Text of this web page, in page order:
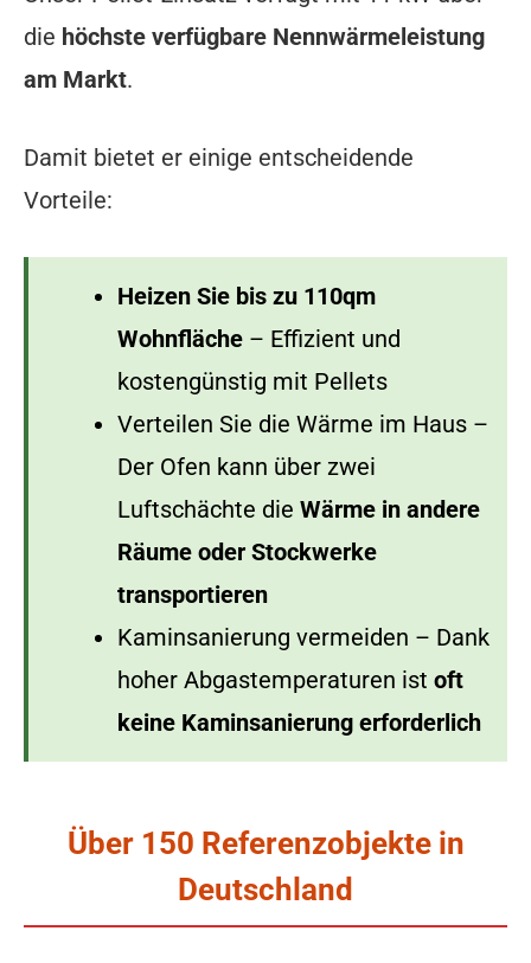
die höchste verfügbare Nennwärmeleistung
am Markt.
Damit bietet er einige entscheidende
Vorteile:
Heizen Sie bis zu 110qm
Wohnfläche – Effizient und
kostengünstig mit Pellets
Verteilen Sie die Wärme im Haus –
Der Ofen kann über zwei
Luftschächte die Wärme in andere
Räume oder Stockwerke
transportieren
Kaminsanierung vermeiden – Dank
hoher Abgastemperaturen ist oft
keine Kaminsanierung erforderlich
Über 150 Referenzobjekte in
Deutschland